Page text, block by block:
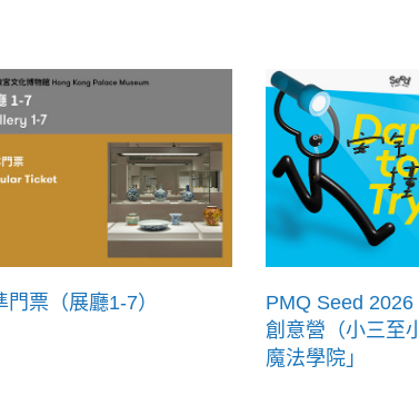
門票（展廳1-7）
PMQ Seed
創意營（小三至
魔法學院」